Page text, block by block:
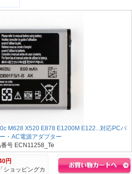
M628 X520 E878 E1200M E122...対応PCバ
・AC電源アダプター
号 ECN11258_Te
円
ショッピングカ